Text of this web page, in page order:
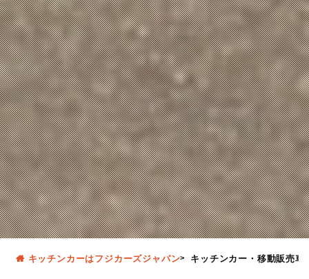
キッチンカーはフジカーズジャパン キッチンカー・移動販売車